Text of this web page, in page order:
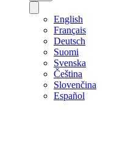
English
Français
Deutsch
Suomi
Svenska
Čeština
Slovenčina
Español